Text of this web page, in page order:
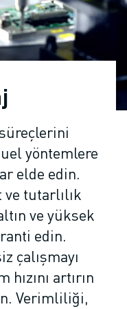
yöntemlere
elde edin.
tutarlılık
ve yüksek
edin.
çalışmayı
artırın
Verimliliği,